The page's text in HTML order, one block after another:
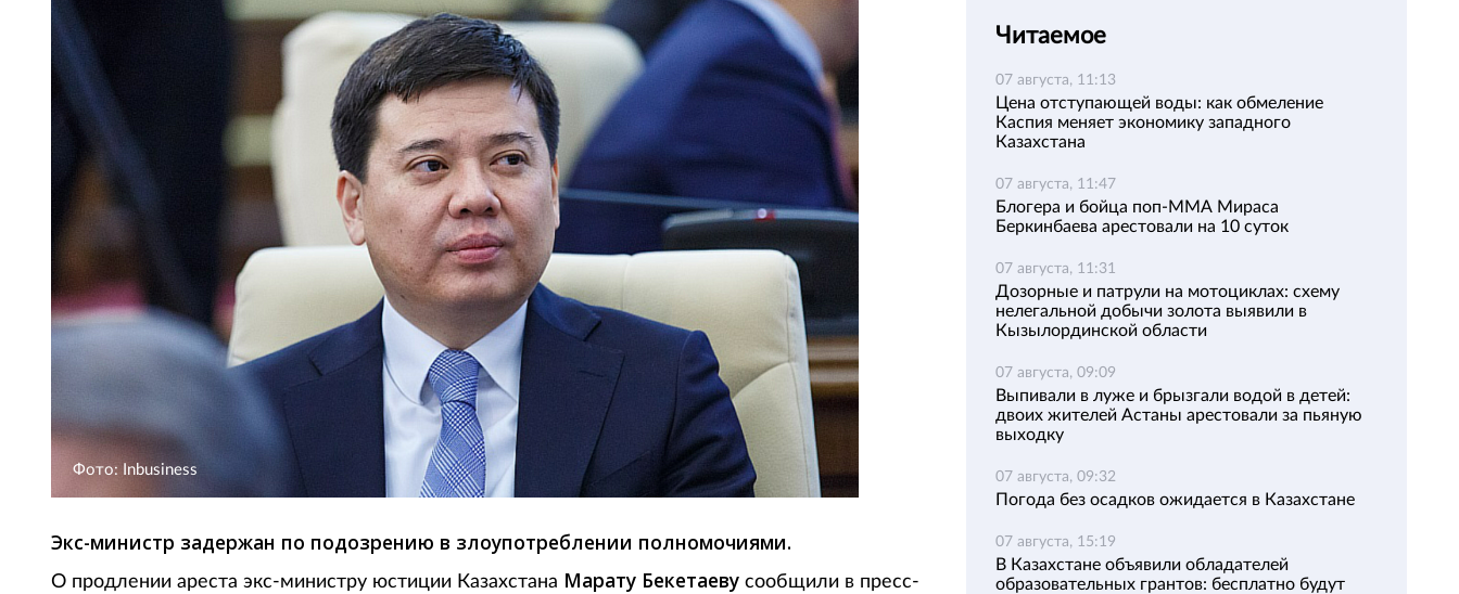
Фото: Inbusiness
Экс-министр задержан по подозрению в злоупотреблении полномочиями.
О продлении ареста экс-министру юстиции Казахстана Марату Бекетаеву сообщили в пресс-
Читаемое
07 августа, 11:13
Цена отступающей воды: как обмеление
Каспия меняет экономику западного
Казахстана
07 августа, 11:47
Блогера и бойца поп-ММА Мираса
Беркинбаева арестовали на 10 суток
07 августа, 11:31
Дозорные и патрули на мотоциклах: схему
нелегальной добычи золота выявили в
Кызылординской области
07 августа, 09:09
Выпивали в луже и брызгали водой в детей:
двоих жителей Астаны арестовали за пьяную
выходку
07 августа, 09:32
Погода без осадков ожидается в Казахстане
07 августа, 15:19
В Казахстане объявили обладателей
образовательных грантов: бесплатно будут